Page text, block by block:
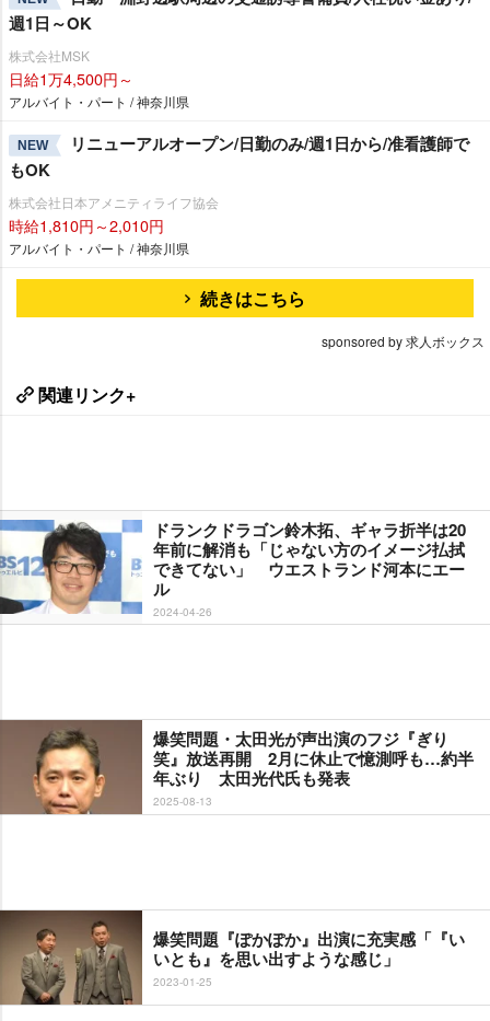
週1日～OK
株式会社MSK
日給1万4,500円～
アルバイト・パート / 神奈川県
NEW
リニューアルオープン/日勤のみ/週1日から/准看護師で
もOK
株式会社日本アメニティライフ協会
時給1,810円～2,010円
アルバイト・パート / 神奈川県
続きはこちら
sponsored by 求人ボックス
関連リンク+
ドランクドラゴン鈴木拓、ギャラ折半は20
年前に解消も「じゃない方のイメージ払拭
できてない」 ウエストランド河本にエー
ル
2024-04-26
爆笑問題・太田光が声出演のフジ『ぎり
笑』放送再開 2月に休止で憶測呼も…約半
年ぶり 太田光代氏も発表
2025-08-13
爆笑問題『ぽかぽか』出演に充実感「『い
いとも』を思い出すような感じ」
2023-01-25